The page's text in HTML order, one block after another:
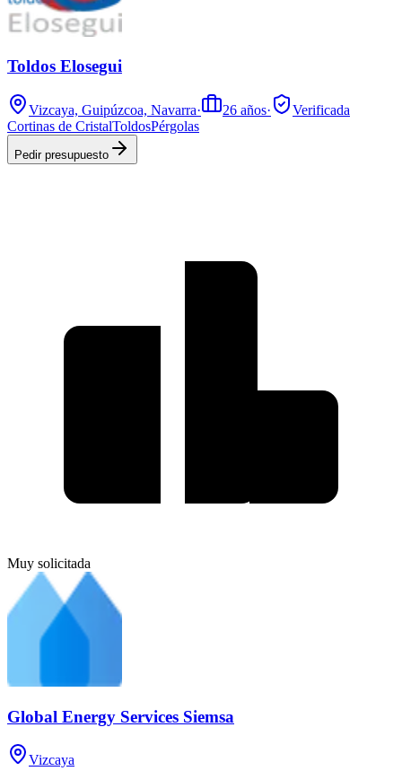
Toldos Elosegui
Vizcaya, Guipúzcoa, Navarra· 26 años·
Verificada
Cortinas de CristalToldosPérgolas
Pedir presupuesto
Muy solicitada
Global Energy Services Siemsa
Vizcaya